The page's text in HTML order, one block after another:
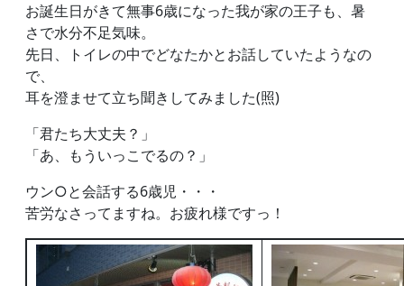
お誕生日がきて無事6歳になった我が家の王子も、暑
さで水分不足気味。
先日、トイレの中でどなたかとお話していたようなの
で、
耳を澄ませて立ち聞きしてみました(照)
「君たち大丈夫？」
「あ、もういっこでるの？」
ウン○と会話する6歳児・・・
苦労なさってますね。お疲れ様ですっ！